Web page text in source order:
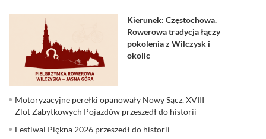
Kierunek: Częstochowa.
Rowerowa tradycja łączy
pokolenia z Wilczysk i
okolic
Motoryzacyjne perełki opanowały Nowy Sącz. XVIII
Zlot Zabytkowych Pojazdów przeszedł do historii
Festiwal Piękna 2026 przeszedł do historii